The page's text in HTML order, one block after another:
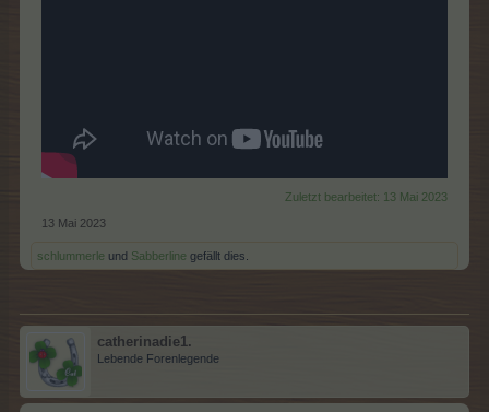
Zuletzt bearbeitet: 13 Mai 2023
13 Mai 2023
schlummerle und Sabberline gefällt dies.
catherinadie1.
Lebende Forenlegende